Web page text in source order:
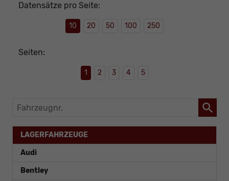
Datensätze pro Seite:
10 20 50 100 250
Seiten:
1 2 3 4 5
Fahrzeugnr.
LAGERFAHRZEUGE
Audi
Bentley